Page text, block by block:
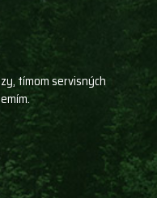
tímom servisných